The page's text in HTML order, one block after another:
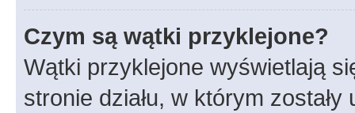
Czym są wątki przyklejone?
Wątki przyklejone wyświetlają
stronie działu, w którym